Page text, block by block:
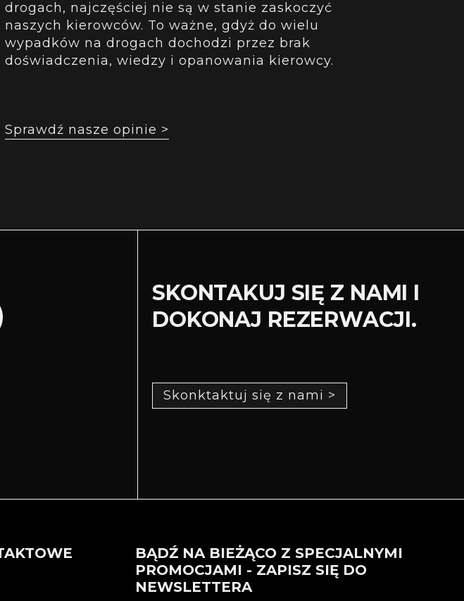
drogach, najczęściej nie są w stanie zaskoczyć
naszych kierowców. To ważne, gdyż do wielu
wypadków na drogach dochodzi przez brak
doświadczenia, wiedzy i opanowania kierowcy.
Sprawdź nasze opinie >
SKONTAKUJ SIĘ Z NAMI I
DOKONAJ REZERWACJI.
Skonktaktuj się z nami >
BĄDŹ NA BIEŻĄCO Z SPECJALNYMI
PROMOCJAMI - ZAPISZ SIĘ DO
NEWSLETTERA